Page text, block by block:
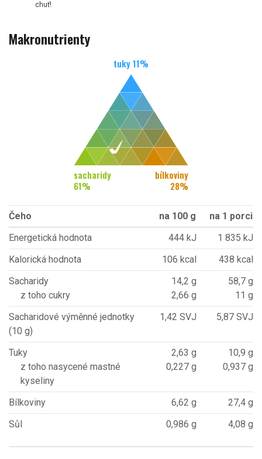
chuť!
Makronutrienty
tuky11%
sacharidy
61%
bílkoviny
28%
Čeho na 100 g
na 1 porci
Energetická hodnota
444 kJ
1 835 kJ
Kalorická hodnota
106 kcal
438 kcal
Sacharidy
z toho cukry
14,2 g
2,66 g
58,7 g
11 g
Sacharidové výměnné jednotky
(10 g)
1,42 SVJ 5,87 SVJ
Tuky
z toho nasycené mastné
kyseliny
2,63 g
0,227 g
10,9 g
0,937 g
Bílkoviny 6,62 g
27,4 g
Sůl
0,986 g 4,08 g